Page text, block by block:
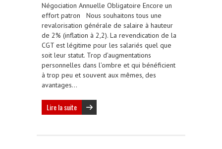
Négociation Annuelle Obligatoire Encore un
effort patron Nous souhaitons tous une
revalorisation générale de salaire à hauteur
de 2% (inflation à 2,2). La revendication de la
CGT est légitime pour les salariés quel que
soit leur statut. Trop d’augmentations
personnelles dans l’ombre et qui bénéficient
à trop peu et souvent aux mêmes, des
avantages…
Lire la suite